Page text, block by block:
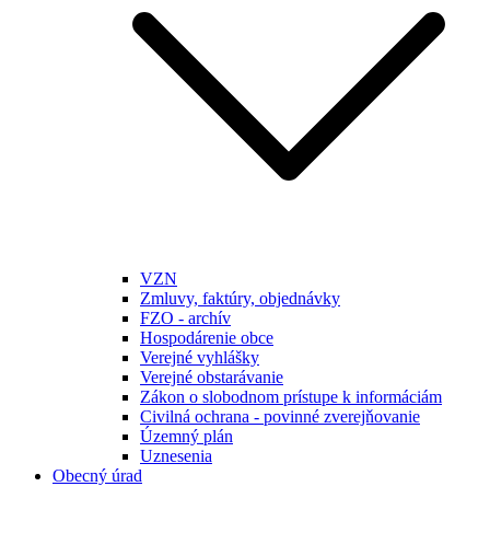
VZN
Zmluvy, faktúry, objednávky
FZO - archív
Hospodárenie obce
Verejné vyhlášky
Verejné obstarávanie
Zákon o slobodnom prístupe k informáciám
Civilná ochrana - povinné zverejňovanie
Územný plán
Uznesenia
Obecný úrad